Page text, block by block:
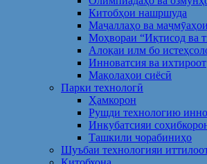
Китобҳои нашршуда
Маҷаллаҳо ва
Моҳвораи “Иқтисод ва
Алоқаи илм бо
Инноватсия ва ихтироот
Мақолаҳои сиёсӣ
Парки технологӣ
Ҳамкорон
Рушди технологию
Инкубатсияи
Ташкили чорабиниҳо
Шуъбаи технологияи